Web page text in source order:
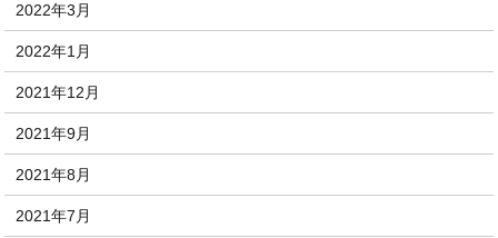
2022年3月
2022年1月
2021年12月
2021年9月
2021年8月
2021年7月